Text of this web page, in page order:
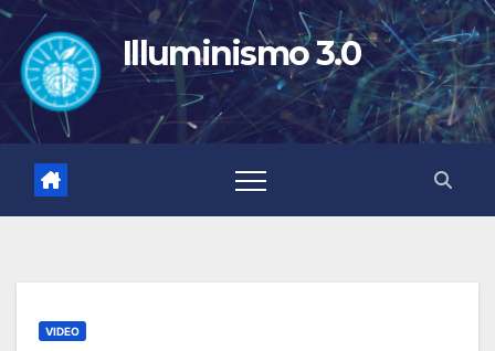
Salta
contenuto
Illuminismo 3.0
VIDEO